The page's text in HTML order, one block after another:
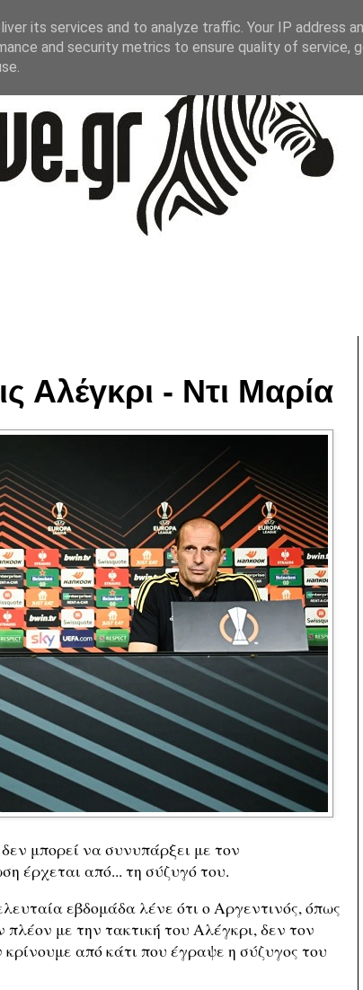
Αλέγκρι - Ντι Μαρία
μπορεί να συνυπάρξει με τον
έρχεται από... τη σύζυγό του.
εβδομάδα λένε ότι ο Αργεντινός, όπως
πλέον με την τακτική του Αλέγκρι, δεν τον
από κάτι που έγραψε η σύζυγος του
its services and to analyze traffic. Your IP address
and security metrics to ensure quality of service,